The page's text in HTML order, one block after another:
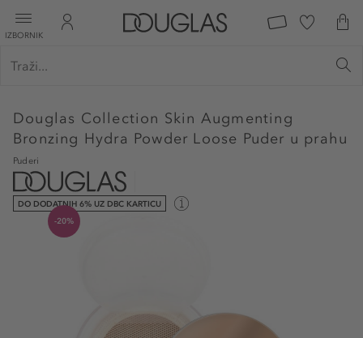
IZBORNIK
Douglas Collection Skin Augmenting
Bronzing Hydra Powder Loose Puder u prahu
Puderi
DO DODATNIH 6% UZ DBC KARTICU
-20%